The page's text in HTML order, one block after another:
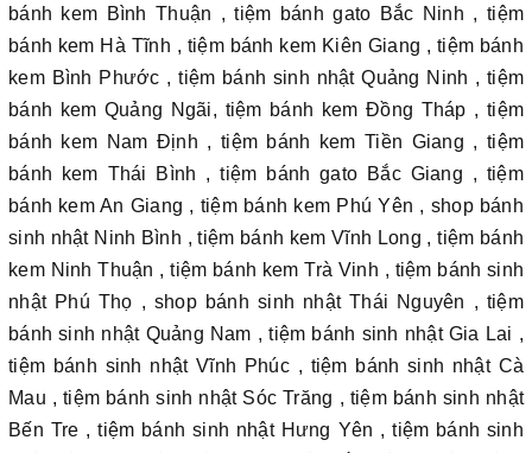
bánh kem Bình Thuận , tiệm bánh gato Bắc Ninh , tiệm
bánh kem Hà Tĩnh , tiệm bánh kem Kiên Giang , tiệm bánh
kem Bình Phước , tiệm bánh sinh nhật Quảng Ninh , tiệm
bánh kem Quảng Ngãi, tiệm bánh kem Đồng Tháp , tiệm
bánh kem Nam Định , tiệm bánh kem Tiền Giang , tiệm
bánh kem Thái Bình , tiệm bánh gato Bắc Giang , tiệm
bánh kem An Giang , tiệm bánh kem Phú Yên , shop bánh
sinh nhật Ninh Bình , tiệm bánh kem Vĩnh Long , tiệm bánh
kem Ninh Thuận , tiệm bánh kem Trà Vinh , tiệm bánh sinh
nhật Phú Thọ , shop bánh sinh nhật Thái Nguyên , tiệm
bánh sinh nhật Quảng Nam , tiệm bánh sinh nhật Gia Lai ,
tiệm bánh sinh nhật Vĩnh Phúc , tiệm bánh sinh nhật Cà
Mau , tiệm bánh sinh nhật Sóc Trăng , tiệm bánh sinh nhật
Bến Tre , tiệm bánh sinh nhật Hưng Yên , tiệm bánh sinh